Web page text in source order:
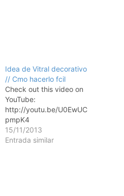
Idea de Vitral decorativo
// Cmo hacerlo fcil
Check out this video on
YouTube:
http://youtu.be/U0EwUC
pmpK4
15/11/2013
Entrada similar